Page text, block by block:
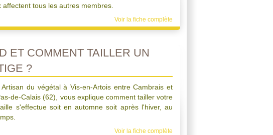
affectent tous les autres membres.
Voir la fiche complète
ET COMMENT TAILLER UN
?
Artisan du végétal à Vis-en-Artois entre Cambrais et
de-Calais (62), vous explique comment tailler votre
s'effectue soit en automne soit après l'hiver, au
Voir la fiche complète